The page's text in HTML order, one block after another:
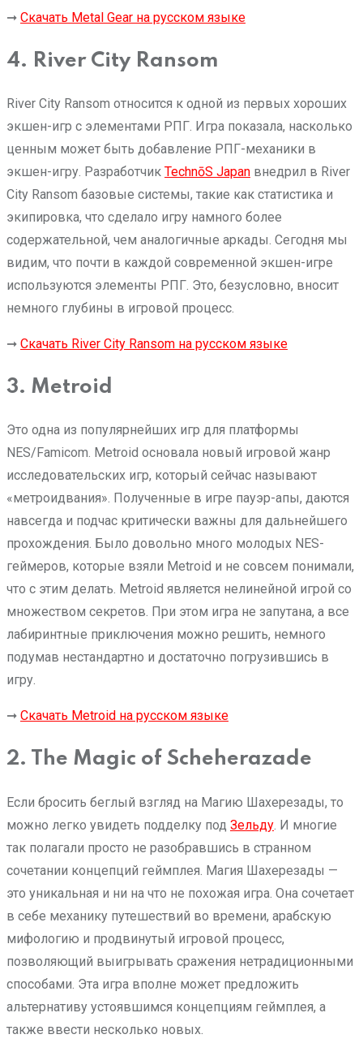
➞ Скачать Metal Gear на русском языке
4. River City Ransom
River City Ransom относится к одной из первых хороших
экшен-игр с элементами РПГ. Игра показала, насколько
ценным может быть добавление РПГ-механики в
экшен-игру. Разработчик TechnōS Japan внедрил в River
City Ransom базовые системы, такие как статистика и
экипировка, что сделало игру намного более
содержательной, чем аналогичные аркады. Сегодня мы
видим, что почти в каждой современной экшен-игре
используются элементы РПГ. Это, безусловно, вносит
немного глубины в игровой процесс.
➞ Скачать River City Ransom на русском языке
3. Metroid
Это одна из популярнейших игр для платформы
NES/Famicom. Metroid основала новый игровой жанр
исследовательских игр, который сейчас называют
«метроидвания». Полученные в игре пауэр-апы, даются
навсегда и подчас критически важны для дальнейшего
прохождения. Было довольно много молодых NES-
геймеров, которые взяли Metroid и не совсем понимали,
что с этим делать. Metroid является нелинейной игрой со
множеством секретов. При этом игра не запутана, а все
лабиринтные приключения можно решить, немного
подумав нестандартно и достаточно погрузившись в
игру.
➞ Скачать Metroid на русском языке
2. The Magic of Scheherazade
Если бросить беглый взгляд на Магию Шахерезады, то
можно легко увидеть подделку под Зельду . И многие
так полагали просто не разобравшись в странном
сочетании концепций геймплея. Магия Шахерезады —
это уникальная и ни на что не похожая игра. Она сочетает
в себе механику путешествий во времени, арабскую
мифологию и продвинутый игровой процесс,
позволяющий выигрывать сражения нетрадиционными
способами. Эта игра вполне может предложить
альтернативу устоявшимся концепциям геймплея, а
также ввести несколько новых.